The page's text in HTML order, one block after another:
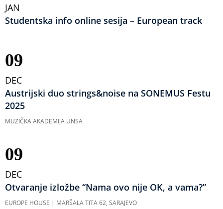
JAN
Studentska info online sesija – European track
09
DEC
Austrijski duo strings&noise na SONEMUS Festu
2025
MUZIČKA AKADEMIJA UNSA
09
DEC
Otvaranje izložbe “Nama ovo nije OK, a vama?”
EUROPE HOUSE | MARŠALA TITA 62, SARAJEVO